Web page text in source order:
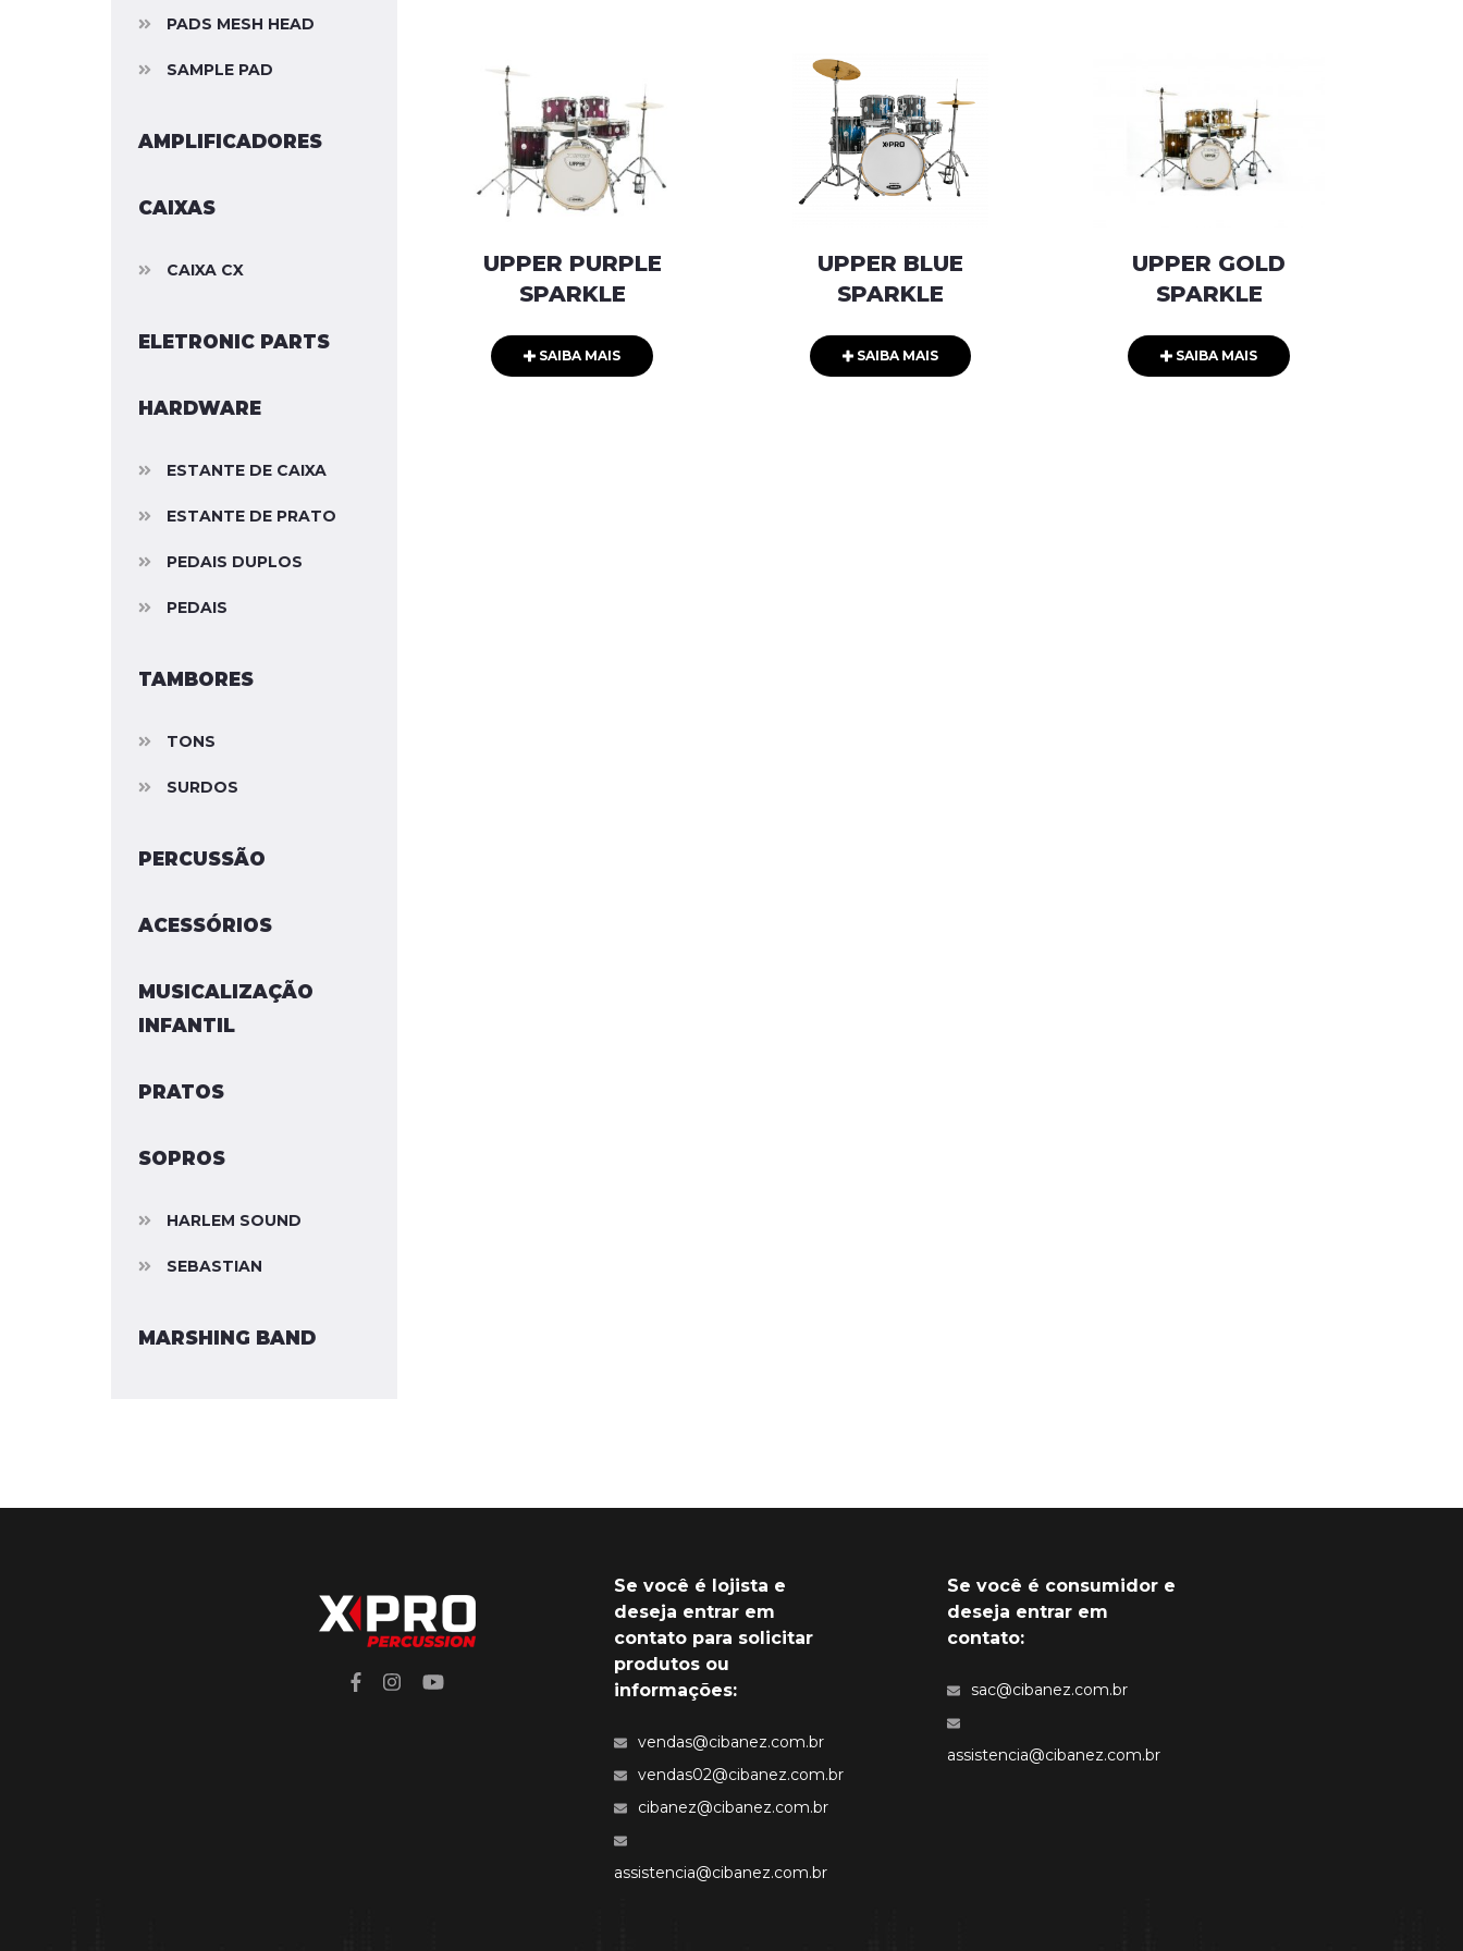
PADS MESH HEAD
SAMPLE PAD
AMPLIFICADORES
CAIXAS
CAIXA CX
ELETRONIC PARTS
HARDWARE
ESTANTE DE CAIXA
ESTANTE DE PRATO
PEDAIS DUPLOS
PEDAIS
TAMBORES
TONS
SURDOS
PERCUSSÃO
ACESSÓRIOS
MUSICALIZAÇÃO
INFANTIL
PRATOS
SOPROS
HARLEM SOUND
SEBASTIAN
MARSHING BAND
UPPER PURPLE
SPARKLE
SAIBA MAIS
UPPER BLUE
SPARKLE
SAIBA MAIS
UPPER GOLD
SPARKLE
SAIBA MAIS
Se você é lojista e
deseja entrar em
contato para solicitar
produtos ou
informações:
vendas@cibanez.com.br
vendas02@cibanez.com.br
cibanez@cibanez.com.br
assistencia@cibanez.com.br
Se você é consumidor e
deseja entrar em
contato:
sac@cibanez.com.br
assistencia@cibanez.com.br